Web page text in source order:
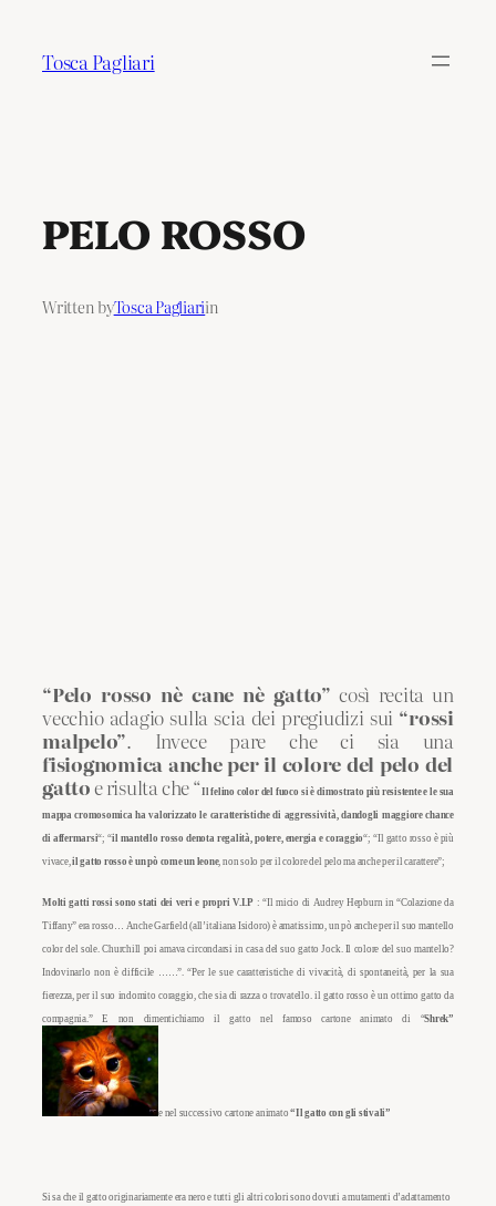
Tosca Pagliari
PELO ROSSO
Written byTosca Pagliariin
“Pelo rosso nè cane nè gatto” così recita un
vecchio adagio sulla scia dei pregiudizi sui “rossi
malpelo”. Invece pare che ci sia una
fisiognomica anche per il colore del pelo del
gattoe risulta che “Il felino color del fuoco si è dimostrato più resistente e le sua
mappa cromosomica ha valorizzato le caratteristiche di aggressività, dandogli maggiore chance
di affermarsi“; “il mantello rosso denota regalità, potere, energia e coraggio“; “Il gatto rosso è più
vivace,il gatto rosso è un pò come un leone, non solo per il colore del pelo ma anche per il carattere”;
Molti gatti rossi sono stati dei veri e propri V.I.P: “Il micio di Audrey Hepburn in “Colazione da
Tiffany” era rosso … Anche Garfield (all’italiana Isidoro) è amatissimo, un pò anche per il suo mantello
color del sole. Churchill poi amava circondarsi in casa del suo gatto Jock. Il colore del suo mantello?
Indovinarlo non è difficile ……”. “Per le sue caratteristiche di vivacità, di spontaneità, per la sua
fierezza, per il suo indomito coraggio, che sia di razza o trovatello. il gatto rosso è un ottimo gatto da
compagnia.” E non dimentichiamo il gatto nel famoso cartone animato di “Shrek”
e nel successivo cartone animato“Ilgatto con gli stivali”
Si sa che il gatto originariamente era nero e tutti gli altri colori sonodovuti a mutamenti d’adattamento